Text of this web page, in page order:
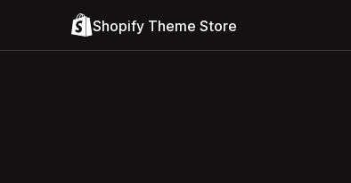
Shopify Theme Store